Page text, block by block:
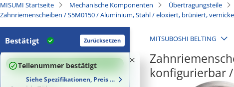
MISUMI Startseite Mechanische Komponenten Übertragungsteile
Zahnriemenscheiben / S5M0150 / Aluminium, Stahl / eloxiert, brüniert,
Bestätigt Zurücksetzen
100%
Teilenummer bestätigt
Siehe Spezifikationen, Preis und Lieferzeiten
MITSUBOSHI BELTING
konfigurierbar